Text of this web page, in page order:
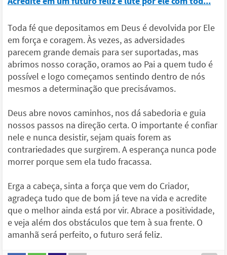
Toda fé que depositamos em Deus é devolvida por Ele
em força e coragem. Às vezes, as adversidades
parecem grande demais para ser suportadas, mas
abrimos nosso coração, oramos ao Pai a quem tudo é
possível e logo começamos sentindo dentro de nós
mesmos a determinação que precisávamos.
Deus abre novos caminhos, nos dá sabedoria e guia
nossos passos na direção certa. O importante é confiar
nele e nunca desistir, sejam quais forem as
contrariedades que surgirem. A esperança nunca pode
morrer porque sem ela tudo fracassa.
Erga a cabeça, sinta a força que vem do Criador,
agradeça tudo que de bom já teve na vida e acredite
que o melhor ainda está por vir. Abrace a positividade,
e veja além dos obstáculos que tem à sua frente. O
amanhã será perfeito, o futuro será feliz.